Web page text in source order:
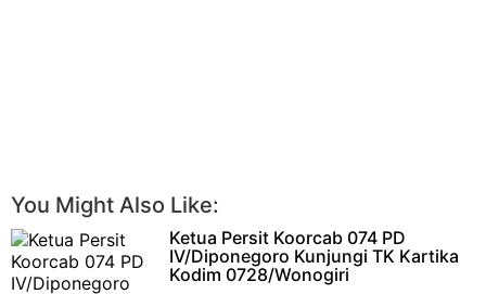
You Might Also Like:
Ketua Persit Koorcab 074 PD
IV/Diponegoro Kunjungi TK Kartika
Kodim 0728/Wonogiri